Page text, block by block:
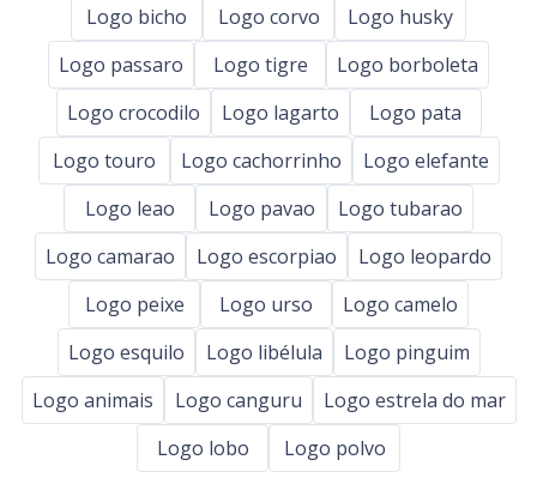
Logo bicho
Logo corvo
Logo husky
Logo passaro
Logo tigre
Logo borboleta
Logo crocodilo
Logo lagarto
Logo pata
Logo touro
Logo cachorrinho
Logo elefante
Logo leao
Logo pavao
Logo tubarao
Logo camarao
Logo escorpiao
Logo leopardo
Logo peixe
Logo urso
Logo camelo
Logo esquilo
Logo libélula
Logo pinguim
Logo animais
Logo canguru
Logo estrela do mar
Logo lobo
Logo polvo